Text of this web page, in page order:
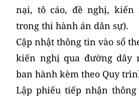
nại, tô cáo, đề nghị, kiến
trong thi hành án dân sự).
Cập nhật thông tin vào sổ
kiến nghị qua đường dây
ban hành kèm theo Quy
Lập phiếu tiếp nhận